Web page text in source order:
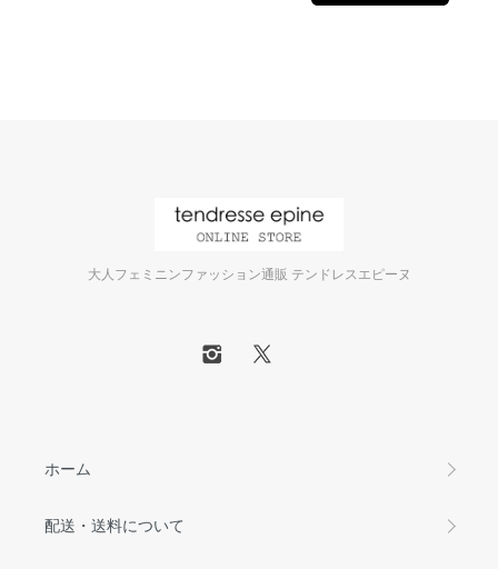
大人フェミニンファッション通販 テンドレスエピーヌ
ホーム
配送・送料について